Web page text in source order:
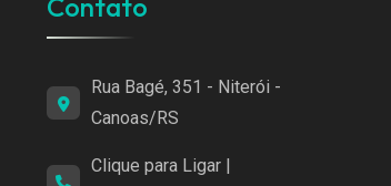
Rua Bagé, 351 - Niterói -
Canoas/RS
Clique para Ligar